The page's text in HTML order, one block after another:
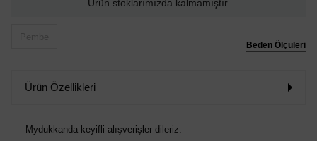
Ürün stoklarımızda kalmamıştır.
Beden Ölçüleri
Ürün Özellikleri
Mydukkanda keyifli alışverişler dileriz.